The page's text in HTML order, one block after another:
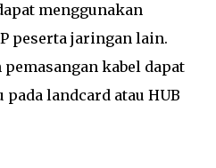
menggunakan
peserta jaringan lain.
kabel dapat
landcard atau HUB